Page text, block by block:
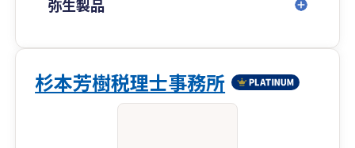
弥生製品
杉本芳樹税理士事務所